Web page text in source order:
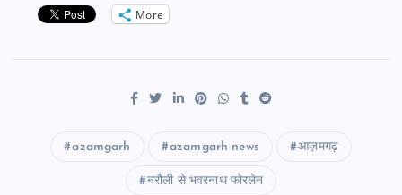
More
azamgarh azamgarh news आज़मगढ़
नरौली से भवरनाथ फोरलेन